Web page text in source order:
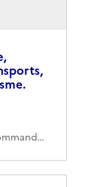
1460INVA/195 (Cote de commande)